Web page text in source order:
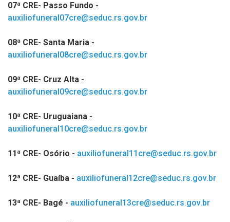
07ª CRE- Passo Fundo -
auxiliofuneral07cre@seduc.rs.gov.br
08ª CRE- Santa Maria -
auxiliofuneral08cre@seduc.rs.gov.br
09ª CRE- Cruz Alta -
auxiliofuneral09cre@seduc.rs.gov.br
10ª CRE- Uruguaiana -
auxiliofuneral10cre@seduc.rs.gov.br
11ª CRE- Osório - auxiliofuneral11cre@seduc.rs.gov.br
12ª CRE- Guaíba - auxiliofuneral12cre@seduc.rs.gov.br
13ª CRE- Bagé - auxiliofuneral13cre@seduc.rs.gov.br